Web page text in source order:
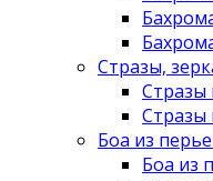
Стразы,
Стразы
Стразы
Боа из
Боа из